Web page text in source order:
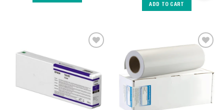
ADD TO CART
Wishlist